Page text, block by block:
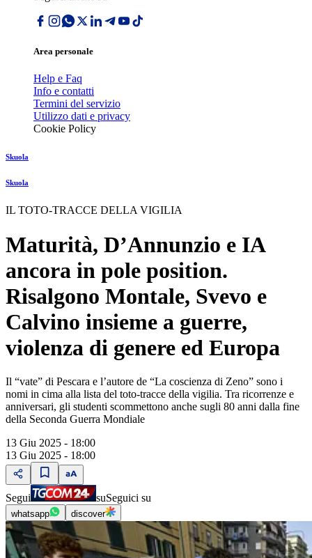
Area personale
Help e Faq
Info e contatti
Termini del servizio
Utilizzo dati e privacy
Cookie Policy
Skuola
Skuola
IL TOTO-TRACCE DELLA VIGILIA
Maturità, D’Annunzio e IA
ancora in pole position.
Risalgono Montale, Svevo e
Calvino insieme a guerre,
violenza di genere ed Europa
Il “vate” di Pescara e l’autore de “La coscienza di Zeno” sono i
nomi in cima alla lista del toto-tracce della vigilia. Tra ricorrenze e
anniversari, gli studenti scommettono anche sugli 80 anni dalla fine
della Seconda Guerra Mondiale
13 Giu 2025 - 18:00
13 Giu 2025 - 18:00
Segui suSeguici su
whatsapp discover